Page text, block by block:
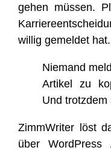
gehen müs­sen.
wil­lig gemel­det hat.
Nie­mand
Arti­kel zu
Und trotz­dem
Zimm­Wri­ter löst
über Word­Press